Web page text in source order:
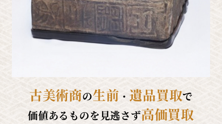
古美術商の生前 ・ 遺品買取で
価値あるものを見逃さず高価買取